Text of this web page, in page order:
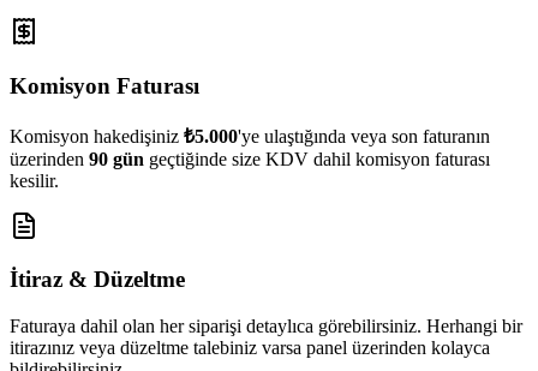
Komisyon Faturası
Komisyon hakedişiniz ₺5.000'ye ulaştığında veya son faturanın
üzerinden 90 gün geçtiğinde size KDV dahil komisyon faturası
kesilir.
İtiraz & Düzeltme
Faturaya dahil olan her siparişi detaylıca görebilirsiniz. Herhangi bir
itirazınız veya düzeltme talebiniz varsa panel üzerinden kolayca